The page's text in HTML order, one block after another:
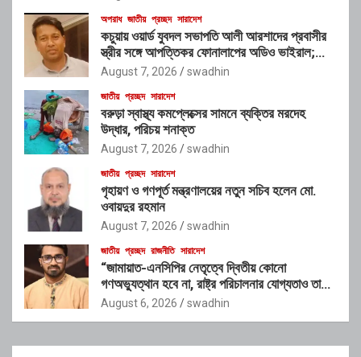
অপরাধ জাতীয় প্রচ্ছদ সারাদেশ
কচুয়ায় ওয়ার্ড যুবদল সভাপতি আলী আরশাদের প্রবাসীর
স্ত্রীর সঙ্গে আপত্তিকর ফোনালাপের অডিও ভাইরাল;
শাস্তির দাবি এলাকাবাসীর
August 7, 2026 swadhin
জাতীয় প্রচ্ছদ সারাদেশ
বরুড়া স্বাস্থ্য কমপ্লেক্সের সামনে ব্যক্তির মরদেহ
উদ্ধার, পরিচয় শনাক্ত
August 7, 2026 swadhin
জাতীয় প্রচ্ছদ সারাদেশ
গৃহায়ণ ও গণপূর্ত মন্ত্রণালয়ের নতুন সচিব হলেন মো.
ওবায়দুর রহমান
August 7, 2026 swadhin
জাতীয় প্রচ্ছদ রাজনীতি সারাদেশ
“জামায়াত-এনসিপির নেতৃত্বে দ্বিতীয় কোনো
গণঅভ্যুত্থান হবে না, রাষ্ট্র পরিচালনার যোগ্যতাও তাদের
নেই”: রাশেদ খাঁনের
August 6, 2026 swadhin